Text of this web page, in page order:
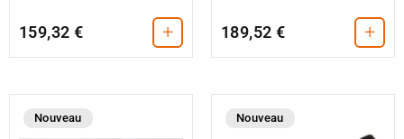
159,32 € + 189,52 € +
Nouveau Nouveau